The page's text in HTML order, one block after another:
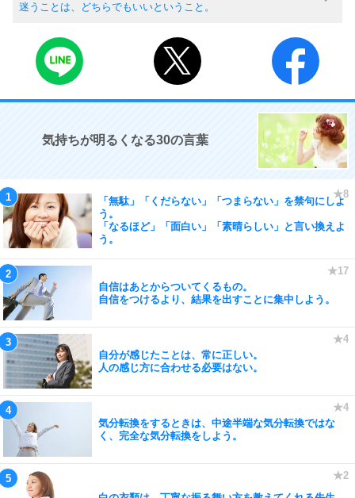
迷うことは、どちらでもいいということ。
気持ちが明るくなる30の言葉
「無駄」「くだらない」「つまらない」を禁句にしよ
う。
「なるほど」「面白い」「素晴らしい」と言い換えよ
う。
自信はあとからついてくるもの。
自信をつけるより、結果を出すことに集中しよう。
自分が感じたことは、常に正しい。
人の感じ方に合わせる必要はない。
気分転換をするときは、中途半端な気分転換ではな
く、完全な気分転換をしよう。